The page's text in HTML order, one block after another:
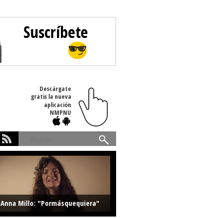
Descárgate
gratis la nueva
aplicación
NMPNU
Buscar
Anna Millo: "Pormásquequiera"